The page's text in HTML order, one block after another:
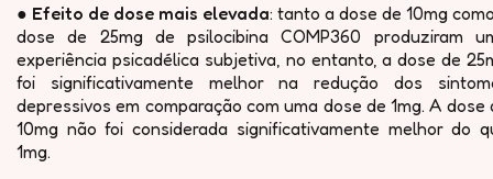
● Efeito de dose mais elevada: tanto a dose de 10mg
dose de 25mg de psilocibina COMP360 produziram
experiência psicadélica subjetiva, no entanto, a dose de
foi significativamente melhor na redução dos
depressivos em comparação com uma dose de 1mg. A dose
10mg não foi considerada significativamente melhor do
1mg.